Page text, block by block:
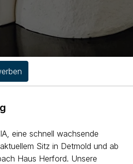
eine schnell wachsende
Sitz in Detmold und ab
Haus Herford. Unsere